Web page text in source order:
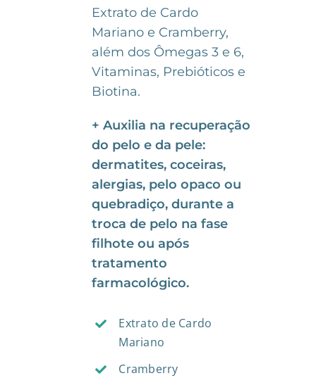
Extrato de Cardo
Mariano e Cramberry,
além dos Ômegas 3 e 6,
Vitaminas, Prebióticos e
Biotina.
+ Auxilia na recuperação
do pelo e da pele:
dermatites, coceiras,
alergias, pelo opaco ou
quebradiço, durante a
troca de pelo na fase
filhote ou após
tratamento
farmacológico.
Extrato de Cardo
Mariano
Cramberry